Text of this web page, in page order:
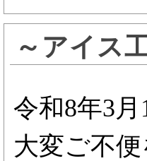
～アイス
令和8年3
大変ご不